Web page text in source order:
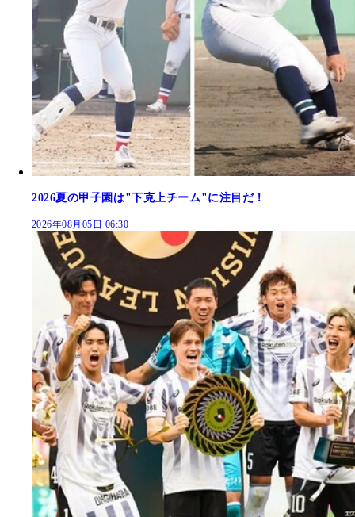
2026夏の甲子園は"下克上チーム"に注目だ！
2026年08月05日 06:30